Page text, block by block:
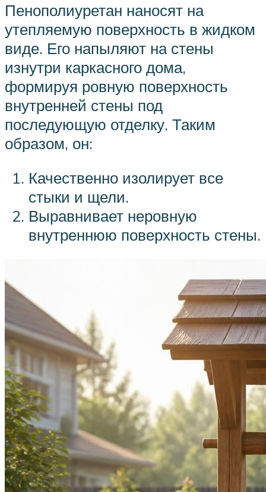
Пенополиуретан наносят на
утепляемую поверхность в жидком
виде. Его напыляют на стены
изнутри каркасного дома,
формируя ровную поверхность
внутренней стены под
последующую отделку. Таким
образом, он:
Качественно изолирует все
стыки и щели.
Выравнивает неровную
внутреннюю поверхность стены.